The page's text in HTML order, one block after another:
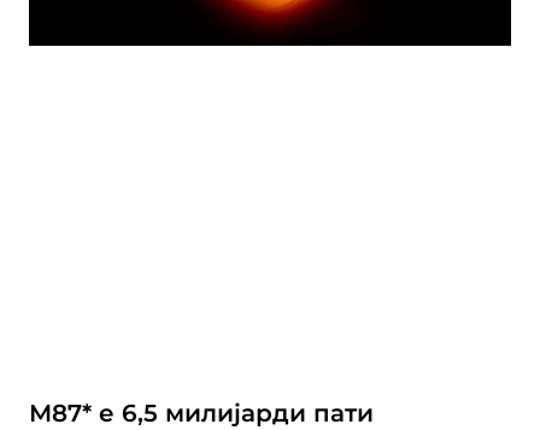
М87* е 6,5 милијарди пати